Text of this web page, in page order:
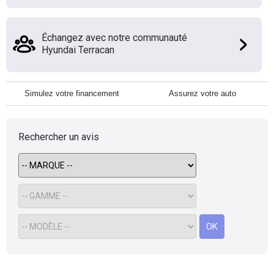
Échangez avec notre communauté
Hyundai Terracan
Simulez votre financement Assurez votre auto
Rechercher un avis
OK